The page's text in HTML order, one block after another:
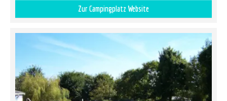
Zur Campingplatz Website